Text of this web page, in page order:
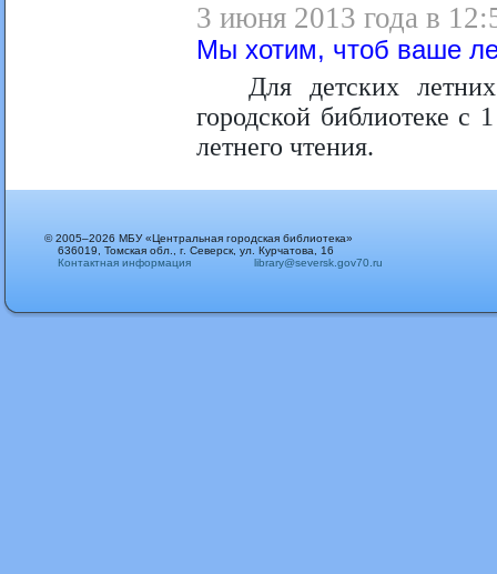
3 июня 2013 года в
Мы хотим, чтоб ваше
Для детских
городской библиотеке с
летнего чтения.
© 2005–2026 МБУ «Центральная городская библиотека»
636019, Томская обл., г. Северск, ул. Курчатова, 16
Контактная информация
library@seversk.gov70.ru